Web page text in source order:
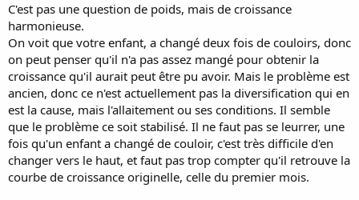
C'est pas une question de poids, mais de croissance
harmonieuse.
On voit que votre enfant, a changé deux fois de couloirs, donc
on peut penser qu'il n'a pas assez mangé pour obtenir la
croissance qu'il aurait peut être pu avoir. Mais le problème est
ancien, donc ce n'est actuellement pas la diversification qui en
est la cause, mais l'allaitement ou ses conditions. Il semble
que le problème ce soit stabilisé. Il ne faut pas se leurrer, une
fois qu'un enfant a changé de couloir, c'est très difficile d'en
changer vers le haut, et faut pas trop compter qu'il retrouve la
courbe de croissance originelle, celle du premier mois.